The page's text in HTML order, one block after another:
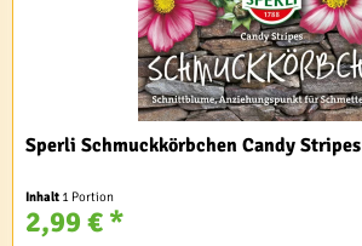
Sperli Schmuckkörbchen Candy Stripes
Inhalt 1 Portion
2,99 € *